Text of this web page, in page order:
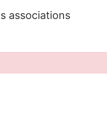
associations